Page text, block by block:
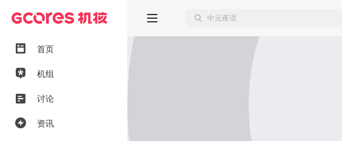
首页
机组
讨论
资讯